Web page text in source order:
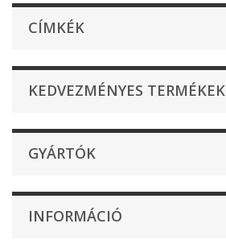
CÍMKÉK
KEDVEZMÉNYES TERMÉKEK
GYÁRTÓK
INFORMÁCIÓ